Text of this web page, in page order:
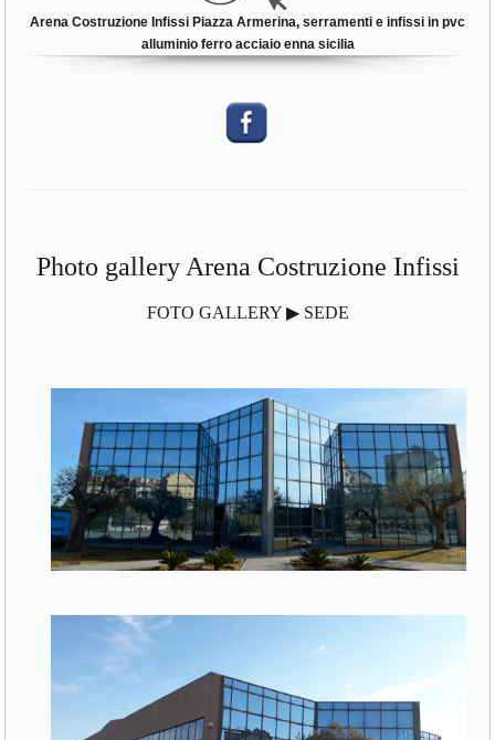
Arena Costruzione Infissi Piazza Armerina, serramenti e infissi in pvc
alluminio ferro acciaio enna sicilia
Photo gallery Arena Costruzione Infissi
FOTO GALLERY ▶ SEDE